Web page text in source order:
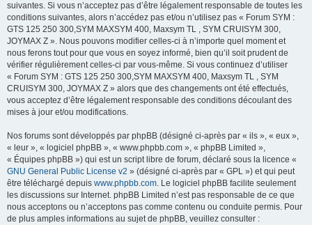
suivantes. Si vous n’acceptez pas d’être légalement responsable de toutes les
conditions suivantes, alors n’accédez pas et/ou n’utilisez pas « Forum SYM :
GTS 125 250 300,SYM MAXSYM 400, Maxsym TL , SYM CRUISYM 300,
JOYMAX Z ». Nous pouvons modifier celles-ci à n’importe quel moment et
nous ferons tout pour que vous en soyez informé, bien qu’il soit prudent de
vérifier régulièrement celles-ci par vous-même. Si vous continuez d’utiliser
« Forum SYM : GTS 125 250 300,SYM MAXSYM 400, Maxsym TL , SYM
CRUISYM 300, JOYMAX Z » alors que des changements ont été effectués,
vous acceptez d’être légalement responsable des conditions découlant des
mises à jour et/ou modifications.
Nos forums sont développés par phpBB (désigné ci-après par « ils », « eux »,
« leur », « logiciel phpBB », « www.phpbb.com », « phpBB Limited »,
« Équipes phpBB ») qui est un script libre de forum, déclaré sous la licence «
GNU General Public License v2 » (désigné ci-après par « GPL ») et qui peut
être téléchargé depuis www.phpbb.com. Le logiciel phpBB facilite seulement
les discussions sur Internet. phpBB Limited n’est pas responsable de ce que
nous acceptons ou n’acceptons pas comme contenu ou conduite permis. Pour
de plus amples informations au sujet de phpBB, veuillez consulter :